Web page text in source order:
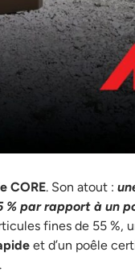
CORE. Son atout :
% par rapport à un
fines de 55 %,
et d’un poêle